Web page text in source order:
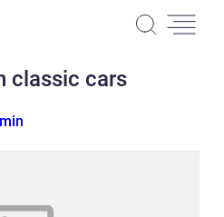
classic cars